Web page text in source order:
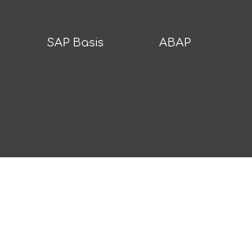
SAP Basis ABAP